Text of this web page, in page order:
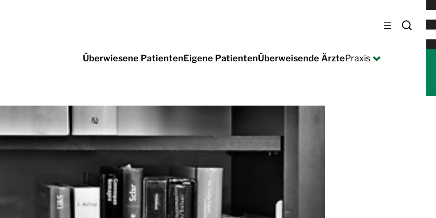
Überwiesene PatientenEigene PatientenÜberweisende ÄrztePraxis